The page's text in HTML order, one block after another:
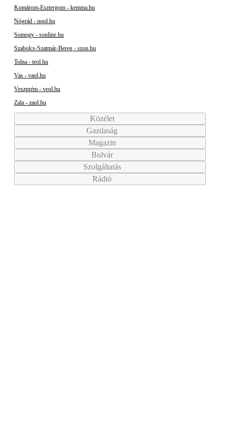
Komárom-Esztergom - kemma.hu
Nógrád - nool.hu
Somogy - sonline.hu
Szabolcs-Szatmár-Bereg - szon.hu
Tolna - teol.hu
Vas - vaol.hu
Veszprém - veol.hu
Zala - zaol.hu
Közélet
Gazdaság
Magazin
Bulvár
Szolgáltatás
Rádió